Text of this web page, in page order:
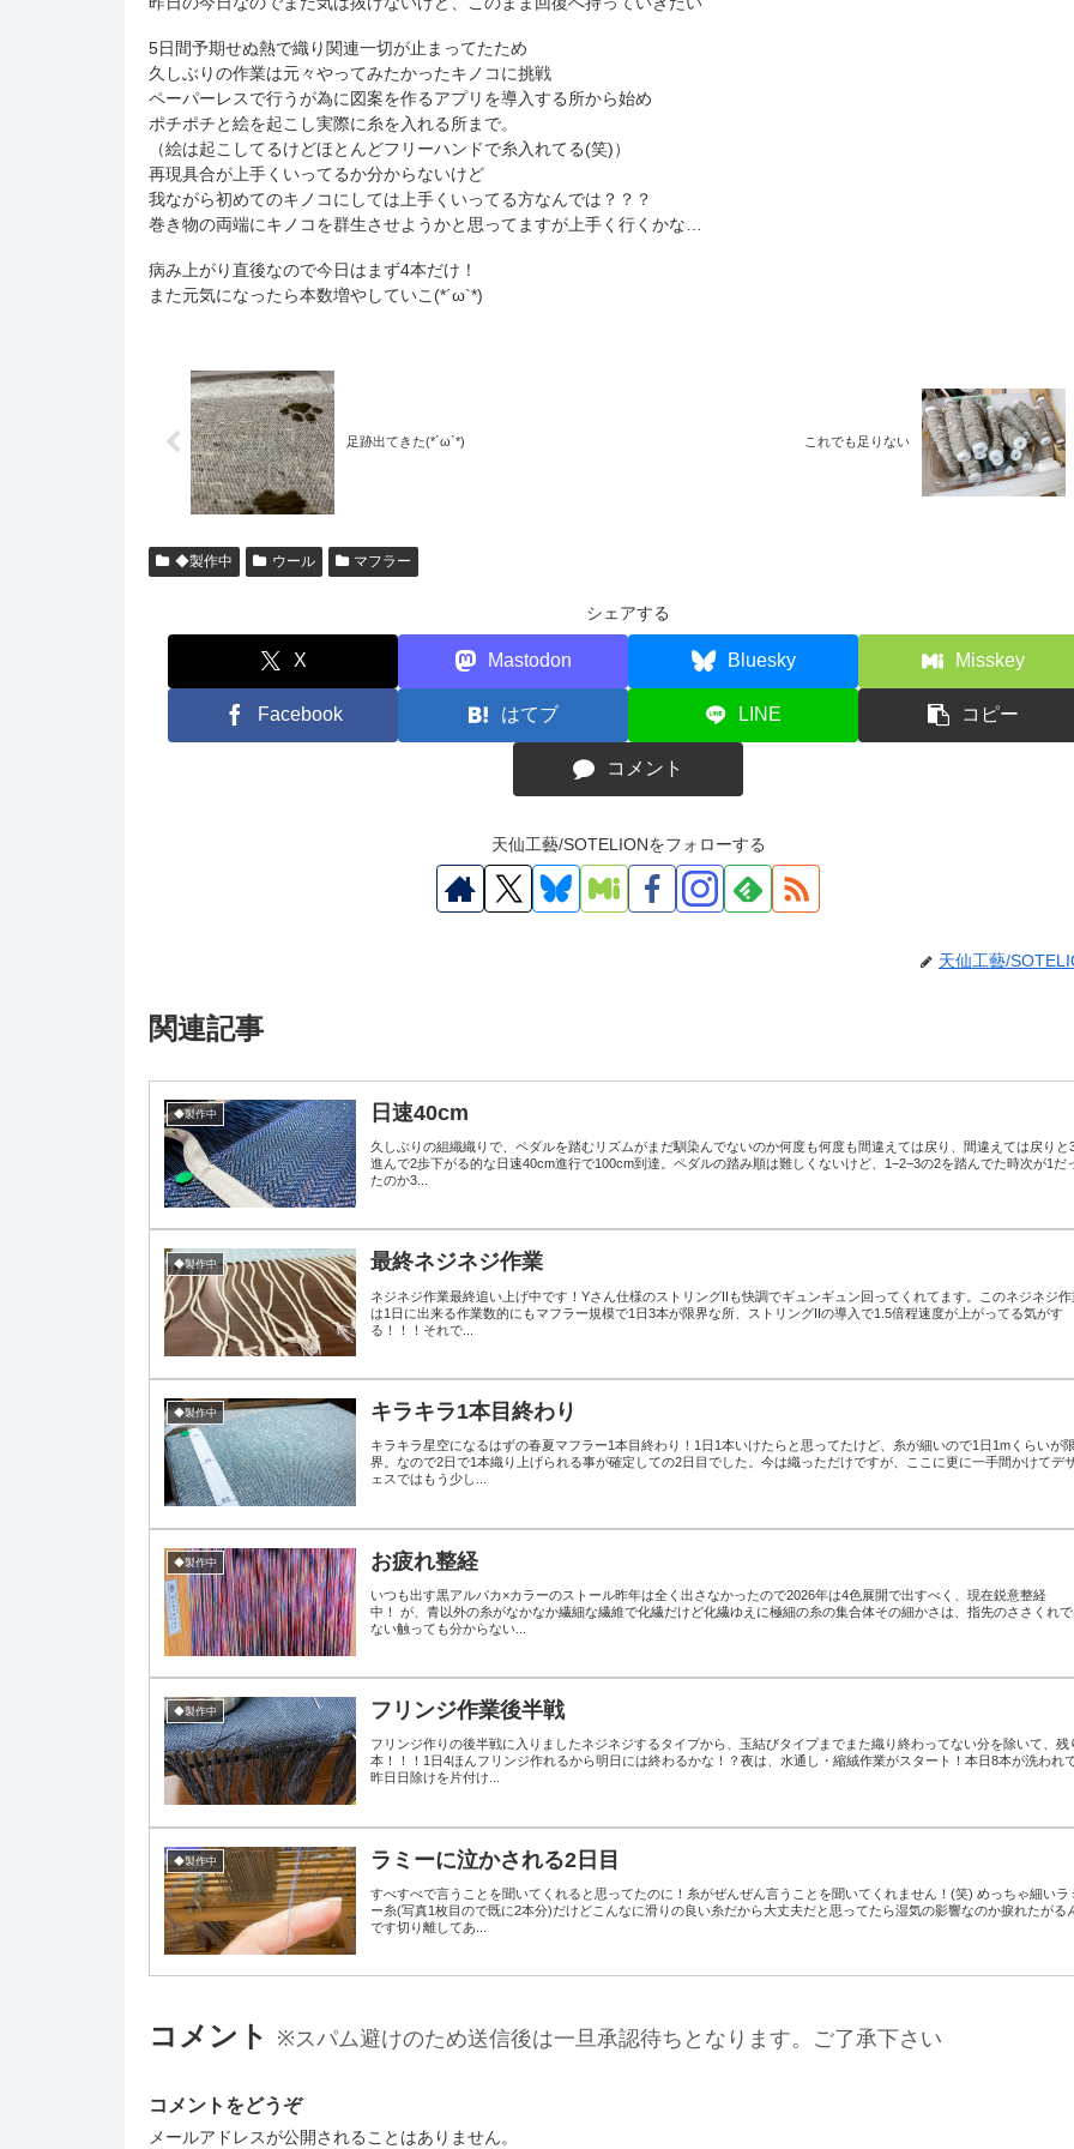
5日間予期せぬ熱で織り関連一切が止まってたため
久しぶりの作業は元々やってみたかったキノコに挑戦
ペーパーレスで行うが為に図案を作るアプリを導入する所から始め
ポチポチと絵を起こし実際に糸を入れる所まで。
（絵は起こしてるけどほとんどフリーハンドで糸入れてる(笑)）
再現具合が上手くいってるか分からないけど
我ながら初めてのキノコにしては上手くいってる方なんでは？？？
巻き物の両端にキノコを群生させようかと思ってますが上手く行くかな…
病み上がり直後なので今日はまず4本だけ！
また元気になったら本数増やしていこ(*´ω`*)
足跡出てきた(*´ω`*) これでも足りない
◆製作中 ウール マフラー
シェアする
X Mastodon Bluesky Misskey
Facebook はてブ LINE コピー
コメント
天仙工藝/SOTELIONをフォローする
天仙工藝/
関連記事
◆製作中 日速40cm
久しぶりの組織織りで、ペダルを踏むリズムがまだ馴染んでないのか何度も何度も間違えては戻り、間違えては戻りと
進んで2歩下がる的な日速40cm進行で100cm到達。ペダルの踏み順は難しくないけど、1−2−3の2を踏んでた時次が1だ
たのか3...
◆製作中 最終ネジネジ作業
ネジネジ作業最終追い上げ中です！Yさん仕様のストリングIIも快調でギュンギュン回ってくれてます。このネジネジ
は1日に出来る作業数的にもマフラー規模で1日3本が限界な所、ストリングIIの導入で1.5倍程速度が上がってる気がす
る！！！それで...
◆製作中 キラキラ1本目終わり
キラキラ星空になるはずの春夏マフラー1本目終わり！1日1本いけたらと思ってたけど、糸が細いので1日1mくらいが
界。なので2日で1本織り上げられる事が確定しての2日目でした。今は織っただけですが、ここに更に一手間かけてデ
ェスではもう少し...
◆製作中 お疲れ整経
いつも出す黒アルパカ×カラーのストール昨年は全く出さなかったので2026年は4色展開で出すべく、現在鋭意整経
中！ が、青以外の糸がなかなか繊細な繊維で化繊だけど化繊ゆえに極細の糸の集合体その細かさは、指先のささくれ
ない触っても分からない...
◆製作中 フリンジ作業後半戦
フリンジ作りの後半戦に入りましたネジネジするタイプから、玉結びタイプまでまた織り終わってない分を除いて、残
本！！！1日4ほんフリンジ作れるから明日には終わるかな！？夜は、水通し・縮絨作業がスタート！本日8本が洗われ
昨日日除けを片付け...
◆製作中 ラミーに泣かされる2日目
すべすべで言うことを聞いてくれると思ってたのに！糸がぜんぜん言うことを聞いてくれません！(笑) めっちゃ細いラ
ー糸(写真1枚目ので既に2本分)だけどこんなに滑りの良い糸だから大丈夫だと思ってたら湿気の影響なのか捩れたがる
です切り離してあ...
コメント ※スパム避けのため送信後は一旦承認待ちとなります。ご了承下さい
コメントをどうぞ
メールアドレスが公開されることはありません。